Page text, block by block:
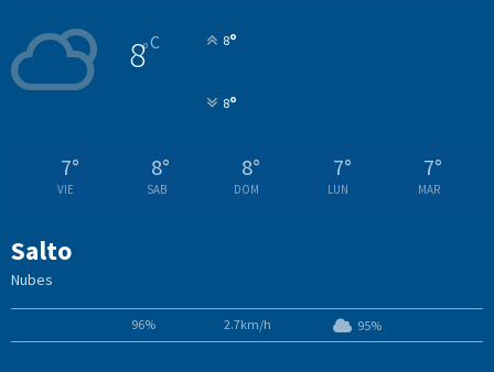
8°C 8°
8°
7°
VIE
8°
SAB
8°
DOM
7°
LUN
7°
MAR
Salto
Nubes
96% 2.7km/h 95%